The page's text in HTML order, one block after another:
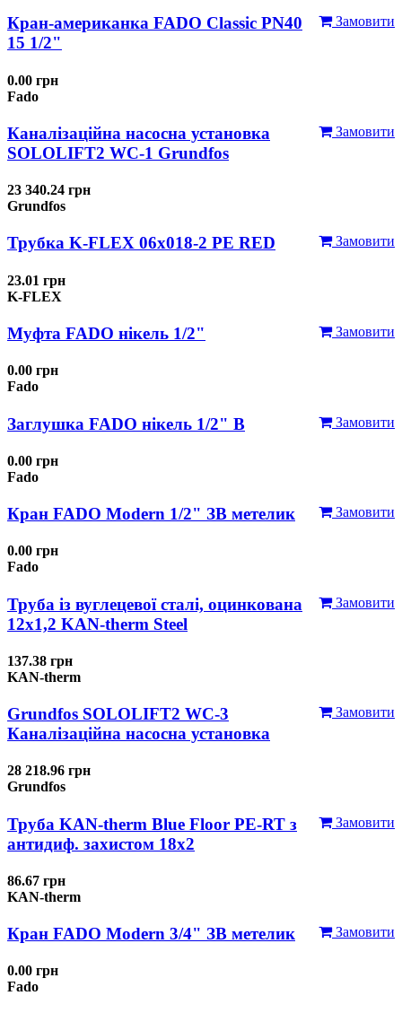
Замовити
Кран-американка FADO Classic PN40
15 1/2"
0.00 грн
Fado
Замовити
Каналізаційна насосна установка
SOLOLIFT2 WC-1 Grundfos
23 340.24 грн
Grundfos
Замовити
Трубка K-FLEX 06x018-2 РЕ RED
23.01 грн
K-FLEX
Замовити
Муфта FADO нікель 1/2"
0.00 грн
Fado
Замовити
Заглушка FADO нікель 1/2" В
0.00 грн
Fado
Замовити
Кран FADO Modern 1/2" ЗВ метелик
0.00 грн
Fado
Замовити
Труба із вуглецевої сталі, оцинкована
12x1,2 KAN-therm Steel
137.38 грн
KAN-therm
Замовити
Grundfos SOLOLIFT2 WC-3
Каналізаційна насосна установка
28 218.96 грн
Grundfos
Замовити
Труба KAN-therm Blue Floor PE-RT з
антидиф. захистом 18х2
86.67 грн
KAN-therm
Замовити
Кран FADO Modern 3/4" ЗВ метелик
0.00 грн
Fado